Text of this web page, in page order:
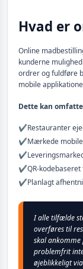
Hvad er
Online
kunderne
ordrer og fuldføre
mobile
Dette kan
✔️Restauranter
✔️Mærkede
✔️
✔️QR-
✔️Planlagt
I alle tilfælde
overføres til
skal
problemfrit
øjeblikkeligt